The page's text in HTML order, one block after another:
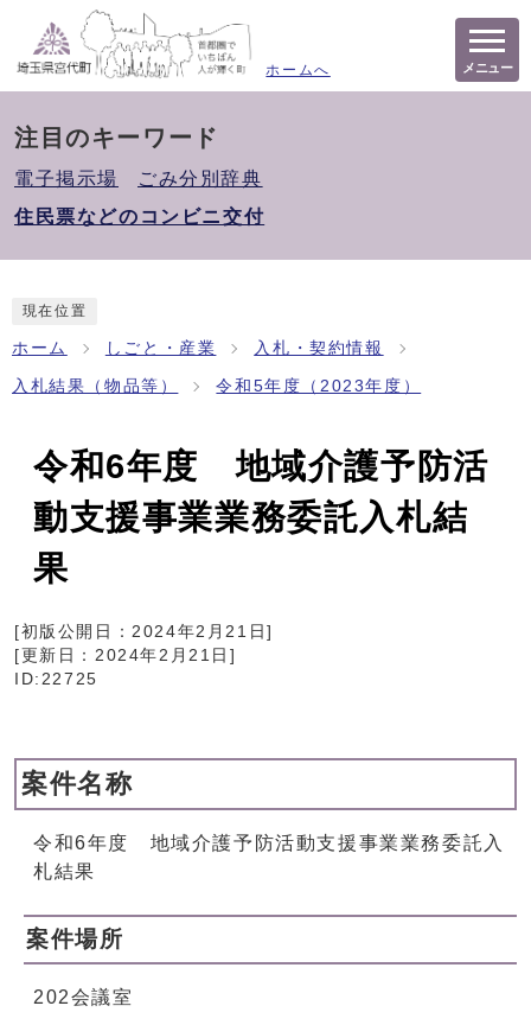
ホームへ メニュー
注目のキーワード
電子掲示場
ごみ分別辞典
住民票などのコンビニ交付
現在位置
ホーム しごと・産業 入札・契約情報
入札結果（物品等） 令和5年度（2023年度）
令和6年度 地域介護予防活
動支援事業業務委託入札結
果
[初版公開日：2024年2月21日]
[更新日： 2024年2月21日 ]
ID:22725
案件名称
令和6年度 地域介護予防活動支援事業業務委託入
札結果
案件場所
202会議室